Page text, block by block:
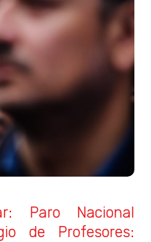
Paro Nacional
de Profesores: